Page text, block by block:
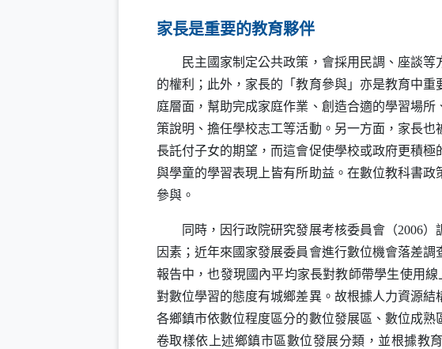
家長是重要的教育夥伴
民主國家制定公共政策，會採用民調、座談等
的權利；此外，家長的「教育參與」亦是教育中
庭層面，幫助完成家庭作業、創造合適的學習場
策說明、擔任學校志工等活動。另一方面，家長
長託付子女的期望，而這會促使學校或政府更積
與學童的學習表現上皆有所助益。在數位教科書
參與。
同時，因行政院研究發展考核委員會（2006）
因素；近年來國家發展委員會進行數位機會落差
報告中，也發現國內平均家長對教師帶學生使用
對數位學習的態度有城鄉差異。故根據人力資源
各鄉鎮市依數位程度區分的數位發展區、數位成
卷取樣依上述鄉鎮市區數位發展分類，並根據教